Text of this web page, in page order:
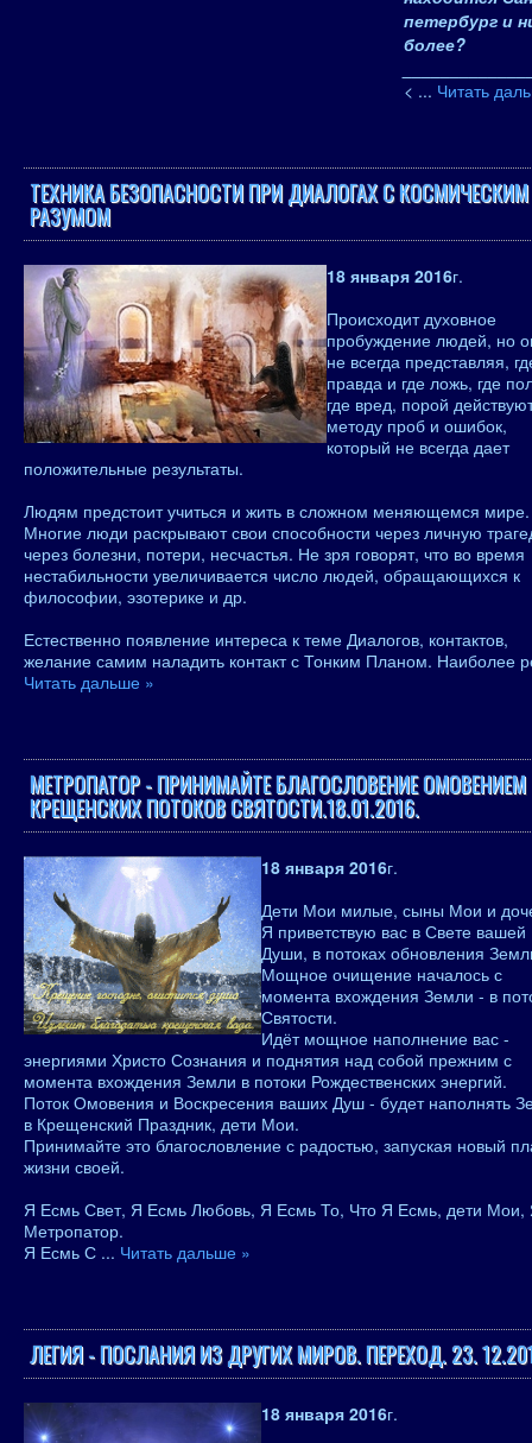
петербург и
более?
< ... Читать
ТЕХНИКА БЕЗОПАСНОСТИ ПРИ ДИАЛОГАХ С КОСМИЧЕСКИМ
РАЗУМОМ
18 января 2016г.
Происходит духовное
пробуждение людей, но
не всегда представляя,
правда и где ложь, где
где вред, порой
методу проб и ошибок,
который не всегда дает
положительные результаты.
Людям предстоит учиться и жить в сложном меняющемся мире.
Многие люди раскрывают свои способности через личную
через болезни, потери, несчастья. Не зря говорят, что во время
нестабильности увеличивается число людей, обращающихся к
философии, эзотерике и др.
Естественно появление интереса к теме Диалогов, контактов,
желание самим наладить контакт с Тонким Планом. Наиболее
Читать дальше »
МЕТРОПАТОР - ПРИНИМАЙТЕ БЛАГОСЛОВЕНИЕ ОМОВЕНИЕМ
КРЕЩЕНСКИХ ПОТОКОВ СВЯТОСТИ.18.01.2016.
18 января 2016г.
Дети Мои милые, сыны Мои и
Я приветствую вас в Свете вашей
Души, в потоках обновления
Мощное очищение началось с
момента вхождения Земли - в
Святости.
Идёт мощное наполнение вас -
энергиями Христо Сознания и поднятия над собой прежним с
момента вхождения Земли в потоки Рождественских энергий.
Поток Омовения и Воскресения ваших Душ - будет наполнять
в Крещенский Праздник, дети Мои.
Принимайте это благословление с радостью, запуская новый
жизни своей.
Я Есмь Свет, Я Есмь Любовь, Я Есмь То, Что Я Есмь, дети Мои,
Метропатор.
Я Есмь С ... Читать дальше »
ЛЕГИЯ - ПОСЛАНИЯ ИЗ ДРУГИХ МИРОВ. ПЕРЕХОД. 23.
18 января 2016г.